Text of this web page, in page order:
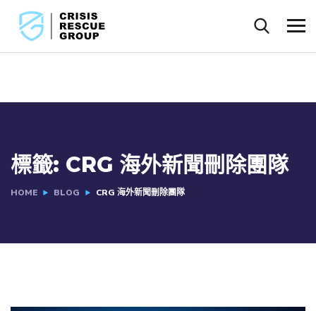
標籤: CRG 海外新聞刪除團隊
HOME BLOG CRG 海外新聞刪除團隊